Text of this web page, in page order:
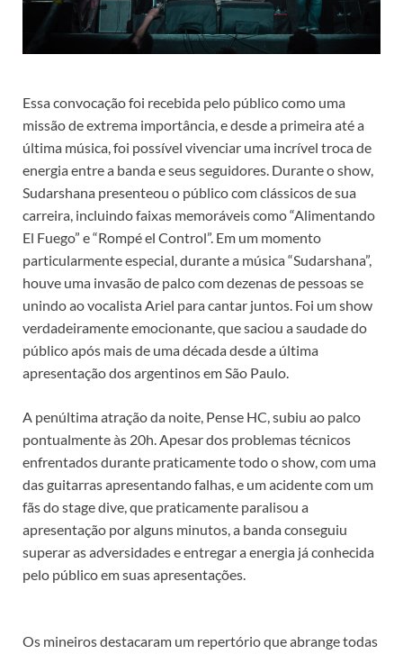
Essa convocação foi recebida pelo público como uma
missão de extrema importância, e desde a primeira até a
última música, foi possível vivenciar uma incrível troca de
energia entre a banda e seus seguidores. Durante o show,
Sudarshana presenteou o público com clássicos de sua
carreira, incluindo faixas memoráveis como “Alimentando
El Fuego” e “Rompé el Control”. Em um momento
particularmente especial, durante a música “Sudarshana”,
houve uma invasão de palco com dezenas de pessoas se
unindo ao vocalista Ariel para cantar juntos. Foi um show
verdadeiramente emocionante, que saciou a saudade do
público após mais de uma década desde a última
apresentação dos argentinos em São Paulo.
A penúltima atração da noite, Pense HC, subiu ao palco
pontualmente às 20h. Apesar dos problemas técnicos
enfrentados durante praticamente todo o show, com uma
das guitarras apresentando falhas, e um acidente com um
fãs do stage dive, que praticamente paralisou a
apresentação por alguns minutos, a banda conseguiu
superar as adversidades e entregar a energia já conhecida
pelo público em suas apresentações.
Os mineiros destacaram um repertório que abrange todas